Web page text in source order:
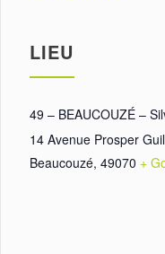
LIEU
49 – BEAUCOUZÉ –
14 Avenue Prosper
Beaucouzé, 49070 +